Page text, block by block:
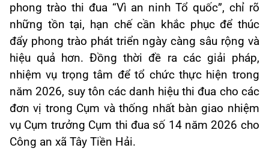
phong trào thi đua “Vì an ninh Tổ quốc”, chỉ rõ
những tồn tại, hạn chế cần khắc phục để thúc
đẩy phong trào phát triển ngày càng sâu rộng và
hiệu quả hơn. Đồng thời đề ra các giải pháp,
nhiệm vụ trọng tâm để tổ chức thực hiện trong
năm 2026, suy tôn các danh hiệu thi đua cho các
đơn vị trong Cụm và thống nhất bàn giao nhiệm
vụ Cụm trưởng Cụm thi đua số 14 năm 2026 cho
Công an xã Tây Tiền Hải.